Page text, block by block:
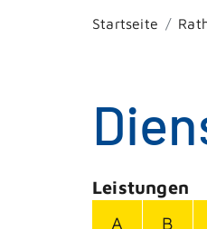
Startseite
Leistungen
A
B